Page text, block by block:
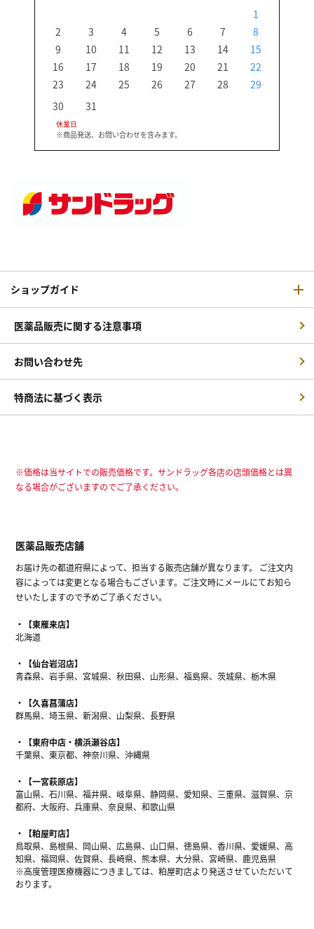
1
2
3 4 5 6 7
8
9
10 11 12 13 14
15
16
17 18 19 20 21
22
23
24 25 26 27 28
29
30
31
休業日
※商品発送、お問い合わせを含みます。
ショップガイド
医薬品販売に関する注意事項
お問い合わせ先
特商法に基づく表示
※価格は当サイトでの販売価格です。サンドラッグ各店の店頭価格とは異
なる場合がございますのでご了承ください。
医薬品販売店舗
お届け先の都道府県によって、担当する販売店舗が異なります。 ご注文内
容によっては変更となる場合もございます。ご注文時にメールにてお知ら
せいたしますので予めご了承ください。
【東雁来店】
北海道
【仙台岩沼店】
青森県、岩手県、宮城県、秋田県、山形県、福島県、茨城県、栃木県
【久喜菖蒲店】
群馬県、埼玉県、新潟県、山梨県、長野県
【東府中店・横浜瀬谷店】
千葉県、東京都、神奈川県、沖縄県
【一宮萩原店】
富山県、石川県、福井県、岐阜県、静岡県、愛知県、三重県、滋賀県、京
都府、大阪府、兵庫県、奈良県、和歌山県
【粕屋町店】
鳥取県、島根県、岡山県、広島県、山口県、徳島県、香川県、愛媛県、高
知県、福岡県、佐賀県、長崎県、熊本県、大分県、宮崎県、鹿児島県
※高度管理医療機器につきましては、粕屋町店より発送させていただいて
おります。